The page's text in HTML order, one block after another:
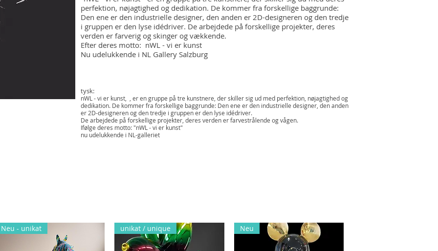
perfektion, nøjagtighed og dedikation. De kommer fra forskellige baggrunde:
Den ene er den industrielle designer, den anden er 2D-designeren og den tredje
i gruppen er den lyse idédriver. De arbejdede på forskellige projekter, deres
verden er farverig og skinger og vækkende.
Efter deres motto: nWL - vi er kunst
Nu udelukkende i NL Gallery Salzburg
tysk:
nWL - vi er kunst,
, er en gruppe på tre kunstnere, der skiller sig ud med perfektion, nøjagtighed og
dedikation. De kommer fra forskellige baggrunde: Den ene er den industrielle designer, den anden
er 2D-designeren og den tredje i gruppen er den lyse idédriver.
De arbejdede på forskellige projekter, deres verden er farvestrålende og vågen.
Ifølge deres motto: "nWL - vi er kunst"
nu udelukkende i NL-galleriet
Neu - unikat unikat / unique Neu